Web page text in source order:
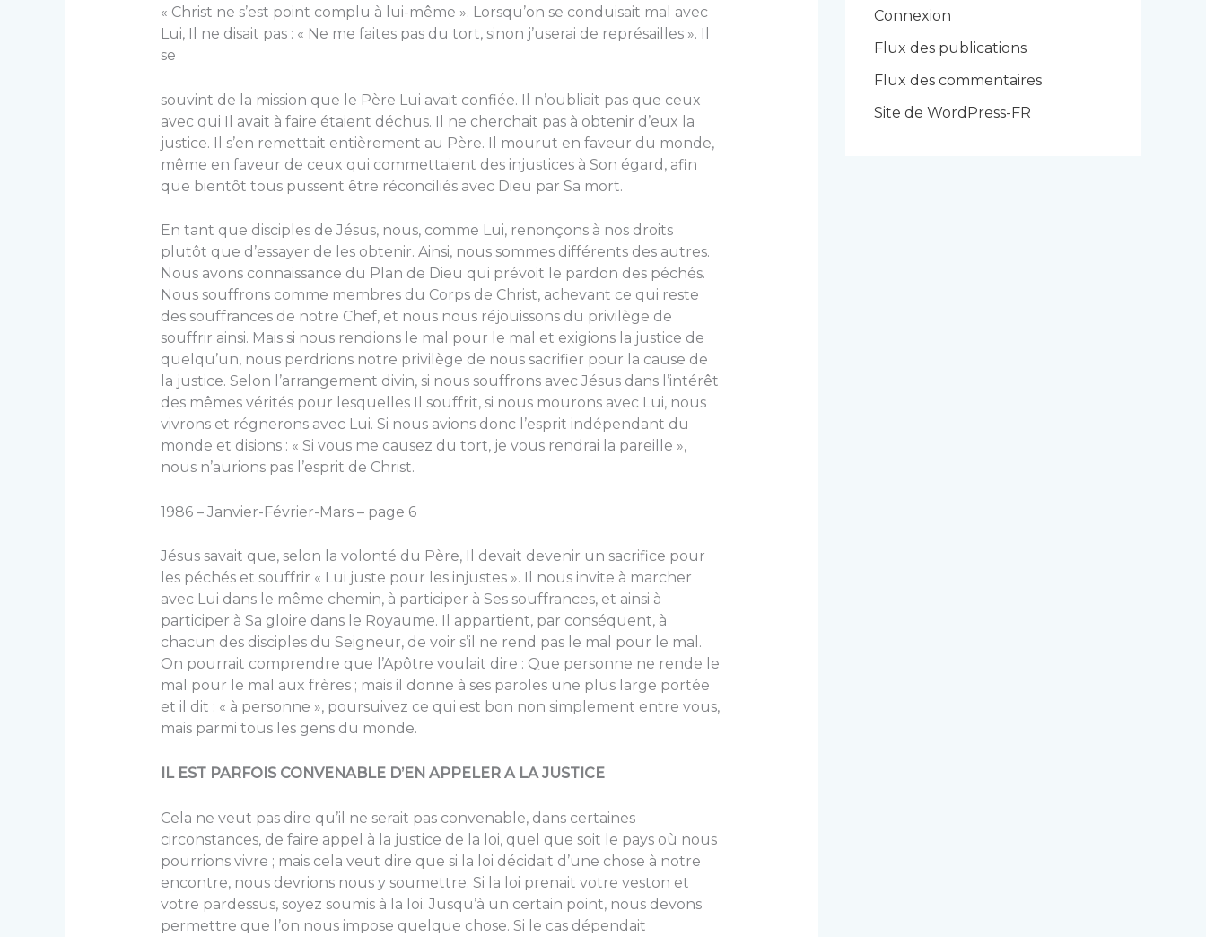
« Christ ne s’est point complu à lui-même ». Lorsqu’on se conduisait mal avec
Lui, Il ne disait pas : « Ne me faites pas du tort, sinon j’userai de représailles ». Il
se
souvint de la mission que le Père Lui avait confiée. Il n’oubliait pas que ceux
avec qui Il avait à faire étaient déchus. Il ne cherchait pas à obtenir d’eux la
justice. Il s’en remettait entièrement au Père. Il mourut en faveur du monde,
même en faveur de ceux qui commettaient des injustices à Son égard, afin
que bientôt tous pussent être réconciliés avec Dieu par Sa mort.
En tant que disciples de Jésus, nous, comme Lui, renonçons à nos droits
plutôt que d’essayer de les obtenir. Ainsi, nous sommes différents des autres.
Nous avons connaissance du Plan de Dieu qui prévoit le pardon des péchés.
Nous souffrons comme membres du Corps de Christ, achevant ce qui reste
des souffrances de notre Chef, et nous nous réjouissons du privilège de
souffrir ainsi. Mais si nous rendions le mal pour le mal et exigions la justice de
quelqu’un, nous perdrions notre privilège de nous sacrifier pour la cause de
la justice. Selon l’arrangement divin, si nous souffrons avec Jésus dans l’intérêt
des mêmes vérités pour lesquelles Il souffrit, si nous mourons avec Lui, nous
vivrons et régnerons avec Lui. Si nous avions donc l’esprit indépendant du
monde et disions : « Si vous me causez du tort, je vous rendrai la pareille »,
nous n’aurions pas l’esprit de Christ.
1986 – Janvier-Février-Mars – page 6
Jésus savait que, selon la volonté du Père, Il devait devenir un sacrifice pour
les péchés et souffrir « Lui juste pour les injustes ». Il nous invite à marcher
avec Lui dans le même chemin, à participer à Ses souffrances, et ainsi à
participer à Sa gloire dans le Royaume. Il appartient, par conséquent, à
chacun des disciples du Seigneur, de voir s’il ne rend pas le mal pour le mal.
On pourrait comprendre que l’Apôtre voulait dire : Que personne ne rende le
mal pour le mal aux frères ; mais il donne à ses paroles une plus large portée
et il dit : « à personne », poursuivez ce qui est bon non simplement entre vous,
mais parmi tous les gens du monde.
IL EST PARFOIS CONVENABLE D’EN APPELER A LA JUSTICE
Cela ne veut pas dire qu’il ne serait pas convenable, dans certaines
circonstances, de faire appel à la justice de la loi, quel que soit le pays où nous
pourrions vivre ; mais cela veut dire que si la loi décidait d’une chose à notre
encontre, nous devrions nous y soumettre. Si la loi prenait votre veston et
votre pardessus, soyez soumis à la loi. Jusqu’à un certain point, nous devons
permettre que l’on nous impose quelque chose. Si le cas dépendait
r
i
Connexion
Flux des publications
Flux des commentaires
Site de WordPress-FR